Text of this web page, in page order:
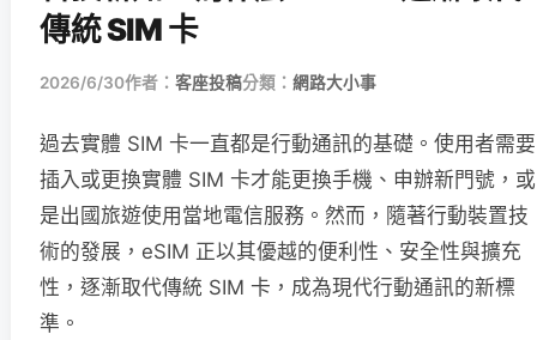
傳統 SIM 卡
2026/6/30作者： 客座投稿分類： 網路大小事
過去實體 SIM 卡一直都是行動通訊的基礎。使用者需要
插入或更換實體 SIM 卡才能更換手機、申辦新門號，或
是出國旅遊使用當地電信服務。然而，隨著行動裝置技
術的發展，eSIM 正以其優越的便利性、安全性與擴充
性，逐漸取代傳統 SIM 卡，成為現代行動通訊的新標
準。